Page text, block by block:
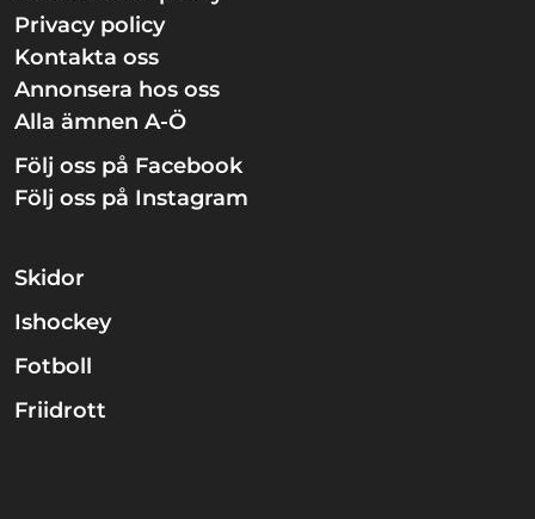
Privacy policy
Kontakta oss
Annonsera hos oss
Alla ämnen A-Ö
Följ oss på Facebook
Följ oss på Instagram
Skidor
Ishockey
Fotboll
Friidrott